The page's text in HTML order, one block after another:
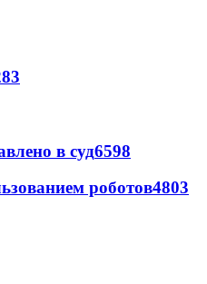
в суд6598
роботов4803